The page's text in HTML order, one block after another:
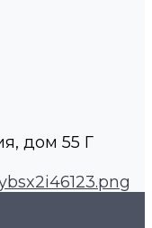
дом 55 Г